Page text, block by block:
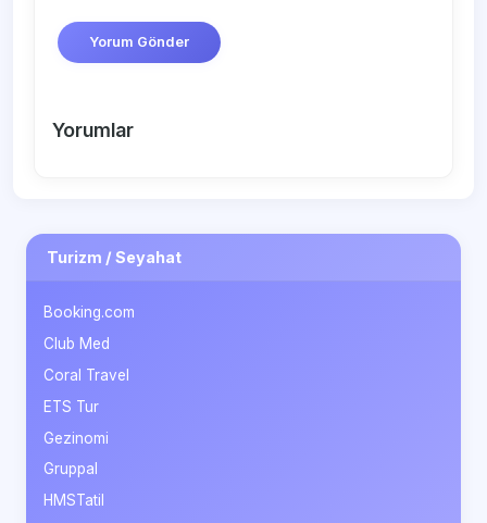
Yorum Gönder
Yorumlar
Turizm / Seyahat
Booking.com
Club Med
Coral Travel
ETS Tur
Gezinomi
Gruppal
HMSTatil